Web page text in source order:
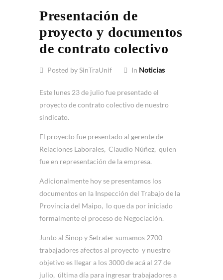
Presentación de
proyecto y documentos
de contrato colectivo
Posted by SinTraUnif In Noticias
Este lunes 23 de julio fue presentado el
proyecto de contrato colectivo de nuestro
sindicato.
El proyecto fue presentado al gerente de
Relaciones Laborales, Claudio Núñez, quien
fue en representación de la empresa.
Adicionalmente hoy se presentamos los
documentos en la Inspección del Trabajo de la
Provincia del Maipo, lo que da por iniciado
formalmente el proceso de Negociación.
Junto al Sinop y Setrater sumamos 2700
trabajadores afectos al proyecto y nuestro
objetivo es llegar a los 3000 de acá al 27 de
julio, última día para ingresar trabajadores a